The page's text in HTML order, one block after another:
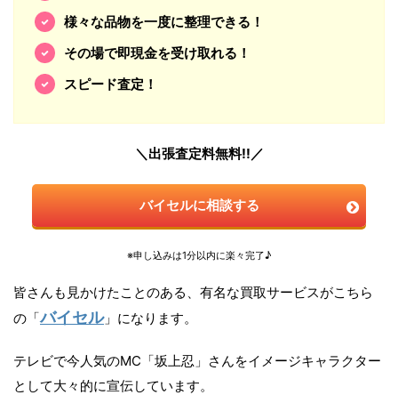
様々な品物を一度に整理できる！
その場で即現金を受け取れる！
スピード査定！
＼出張査定料無料!!／
バイセルに相談する
※申し込みは1分以内に楽々完了♪
皆さんも見かけたことのある、有名な買取サービスがこちら
の「バイセル」になります。
テレビで今人気のMC「坂上忍」さんをイメージキャラクター
として大々的に宣伝しています。